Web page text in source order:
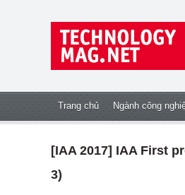
Trang chủ Ngành công
[IAA 2017] IAA First
3)